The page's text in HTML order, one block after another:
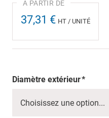
37,31 € HT / UNITÉ
Diamètre extérieur